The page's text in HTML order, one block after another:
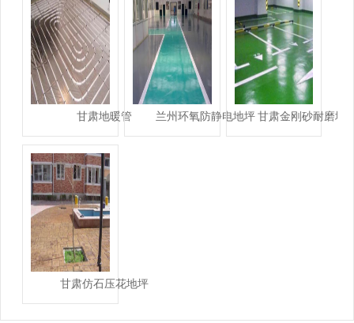
甘肃地暖管 兰州环氧防静电地坪甘肃金刚砂耐磨地
甘肃仿石压花地坪